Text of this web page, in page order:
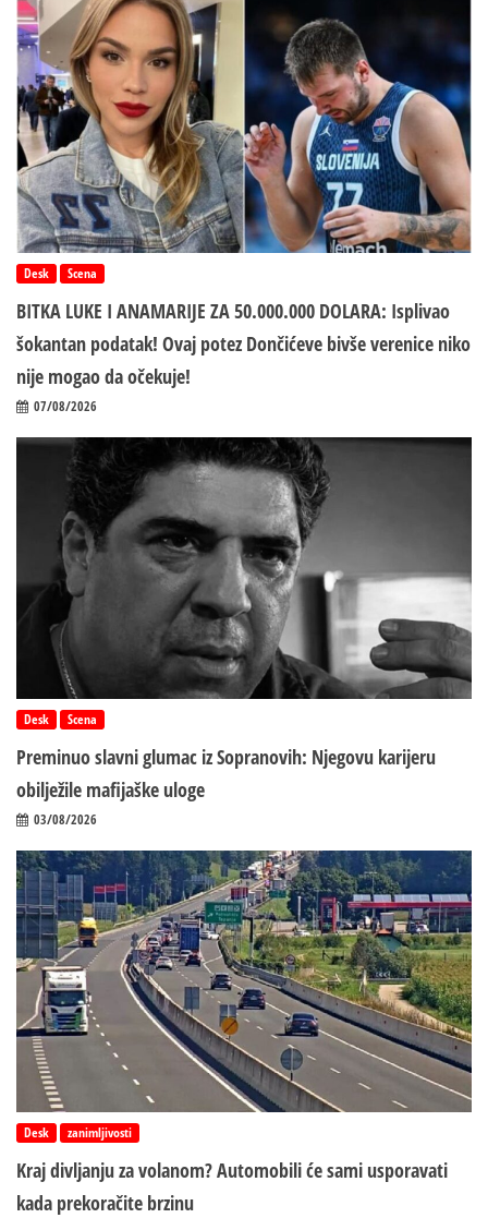
Desk Scena
BITKA LUKE I ANAMARIJE ZA 50.000.000 DOLARA: Isplivao
šokantan podatak! Ovaj potez Dončićeve bivše verenice niko
nije mogao da očekuje!
07/08/2026
Desk Scena
Preminuo slavni glumac iz Sopranovih: Njegovu karijeru
obilježile mafijaške uloge
03/08/2026
Desk zanimljivosti
Kraj divljanju za volanom? Automobili će sami usporavati
kada prekoračite brzinu